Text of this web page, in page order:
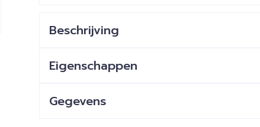
Beschrijving
Eigenschappen
Gegevens